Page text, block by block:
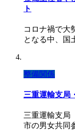
ト
コロナ禍で大
となる中、国
整備関係
三重運輸支局
三重運輸支局
市の男女共同